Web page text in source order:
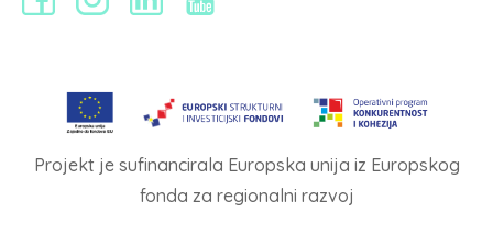
Projekt je sufinancirala Europska unija iz Europskog
fonda za regionalni razvoj